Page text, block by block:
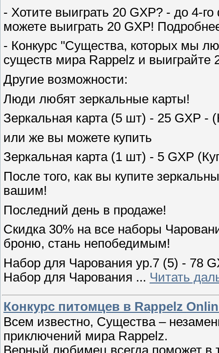
- Хотите выиграть 20 GXP? - до 4-
можете выиграть 20 GXP!
- Конкурс "Существа, которых мы
существ мира Rappelz и выиграйте
Другие возможности:
Люди любят зеркальные карты!
Зеркальная карта (5 шт) - 25 GXP -
или же вы можете купить
Зеркальная карта (1 шт) - 5 GXP
После того, как вы купите
вашим!
Последний день в продаже!
Скидка 30% на все наборы
броню, стань непобедимым!
Набор для Чарования ур.7 (5) - 78
Набор для Чарования ... Читать
Конкурс питомцев в Rappelz
Всем известно, Существа –
приключений мира Rappelz.
Верный любимец всегда поможет в